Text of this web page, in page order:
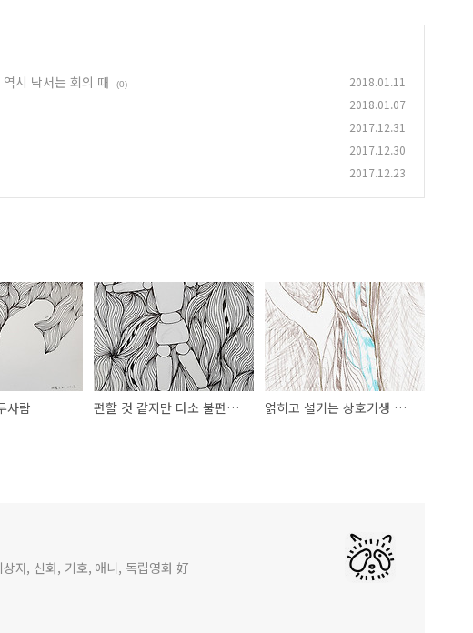
시 낙서는 회의 때
(0) 2018.01.11
2018.01.07
2017.12.31
2017.12.30
2017.12.23
사람 편할 것 같지만 다소 불편한... 얽히고 설키는 상호기생 살이
자, 신화, 기호, 애니, 독립영화 好